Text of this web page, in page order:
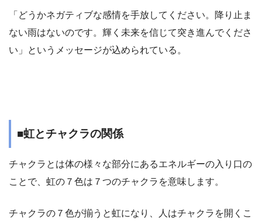
「どうかネガティブな感情を手放してください。降り止ま
ない雨はないのです。輝く未来を信じて突き進んでくださ
い」というメッセージが込められている。
■虹とチャクラの関係
チャクラとは体の様々な部分にあるエネルギーの入り口の
ことで、虹の７色は７つのチャクラを意味します。
チャクラの７色が揃うと虹になり、人はチャクラを開くこ